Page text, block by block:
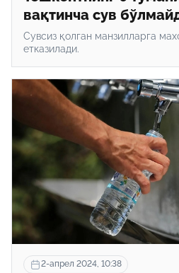
вақтинча сув
Сувсиз қолган манзилларга
етказилади.
2-апрел 2024, 10:38